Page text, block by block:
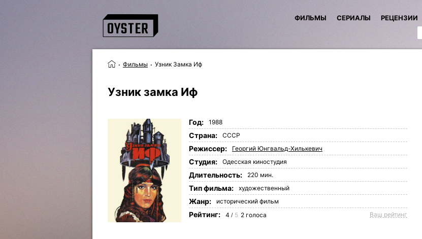
ФИЛЬМЫ СЕРИАЛЫ РЕЦЕНЗИИ
Фильмы Узник Замка Иф
Узник замка Иф
Год: 1988
Страна: СССР
Режиссер: Георгий Юнгвальд-Хилькевич
Студия: Одесская киностудия
Длительность: 220 мин.
Tип фильма: художественный
Жанр: исторический фильм
Рейтинг: 4 / 5 2 голоса Ваш рейтинг